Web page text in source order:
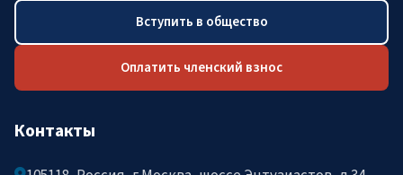
Вступить в общество
Оплатить членский взнос
Контакты